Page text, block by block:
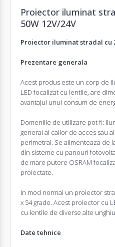
Proiector iluminat
50W 12V/24V
Proiector iluminat stradal cu
Prezentare generala
Acest produs este un corp de
LED focalizat cu lentile, are
avantajul unui consum de
Domeniile de utilizare pot fi:
general al cailor de acces sau
perimetral. Se alimenteaza de
din sisteme cu panouri
de mare putere OSRAM
proiectate.
In mod normal un proiector
x 54 grade. Acest proiector cu
cu lentile de diverse alte
Date tehnice